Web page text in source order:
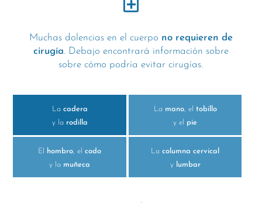
Muchas dolencias en el cuerpo no requieren de
cirugía. Debajo encontrará información sobre
sobre cómo podría evitar cirugías.
La cadera
y la rodilla
La mano, el tobillo
y el pie
El hombro , elcodo
y la muñeca
Lacolumna cervical
y
lumbar